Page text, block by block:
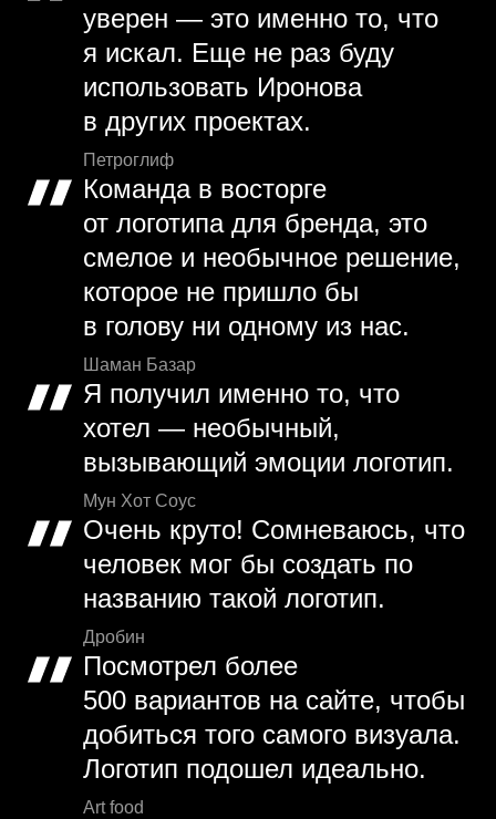
уверен — это именно то, что
я искал. Еще не раз буду
использовать Иронова
в других проектах.
Петроглиф
Команда в восторге
от логотипа для бренда, это
смелое и необычное решение,
которое не пришло бы
в голову ни одному из нас.
Шаман Базар
Я получил именно то, что
хотел — необычный,
вызывающий эмоции логотип.
Мун Хот Соус
Очень круто! Сомневаюсь, что
человек мог бы создать по
названию такой логотип.
Дробин
Посмотрел более
500 вариантов на сайте, чтобы
добиться того самого визуала.
Логотип подошел идеально.
Art food